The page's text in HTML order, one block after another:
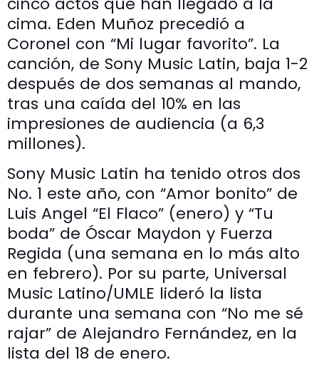
cima. Eden Muñoz precedió a
Coronel con “Mi lugar favorito”. La
canción, de Sony Music Latin, baja 1-2
después de dos semanas al mando,
tras una caída del 10% en las
impresiones de audiencia (a 6,3
millones).
Sony Music Latin ha tenido otros dos
No. 1 este año, con “Amor bonito” de
Luis Angel “El Flaco” (enero) y “Tu
boda” de Óscar Maydon y Fuerza
Regida (una semana en lo más alto
en febrero). Por su parte, Universal
Music Latino/UMLE lideró la lista
durante una semana con “No me sé
rajar” de Alejandro Fernández, en la
lista del 18 de enero.